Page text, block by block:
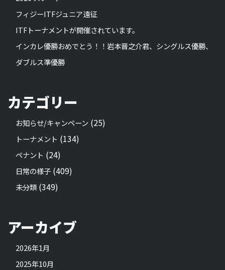
フィジーITFジュニア遠征
ITFトーナメントが開催されています。
インカレ優勝おめでとう！！岩本晋之介君、シングルス優勝、
ダブルス準優勝
カテゴリー
お知らせ/キャンペーン (25)
トーナメント (134)
ペナント (24)
日常の様子 (409)
未分類 (349)
アーカイブ
2026年1月
2025年10月